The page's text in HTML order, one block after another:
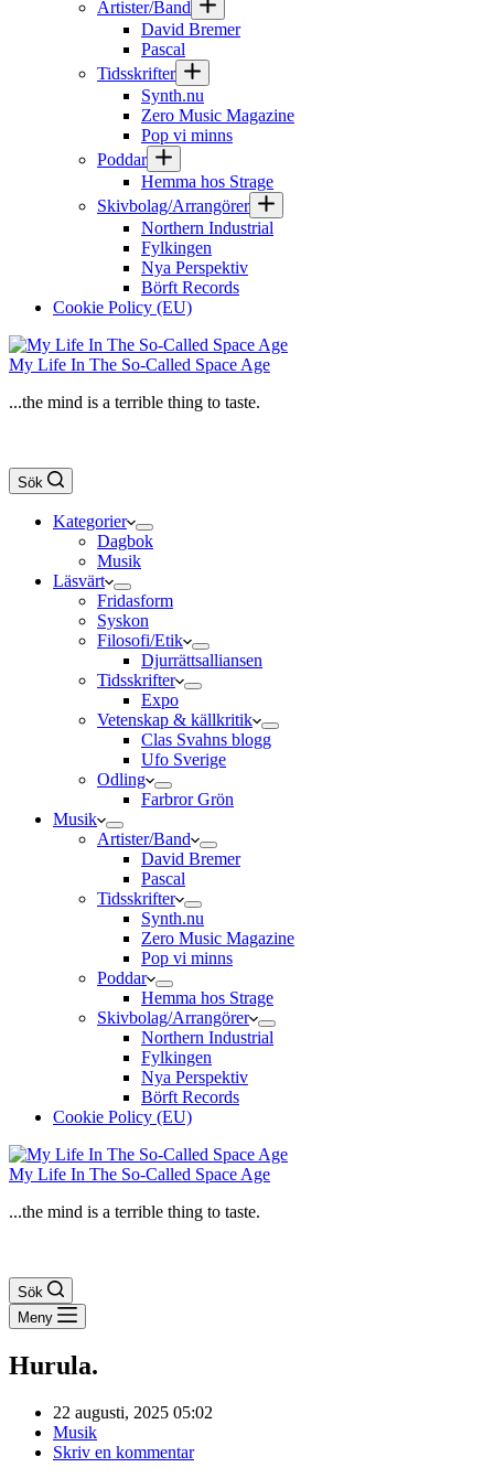
Artister/Band
David Bremer
Pascal
Tidsskrifter
Synth.nu
Zero Music Magazine
Pop vi minns
Poddar
Hemma hos Strage
Skivbolag/Arrangörer
Northern Industrial
Fylkingen
Nya Perspektiv
Börft Records
Cookie Policy (EU)
My Life In The So-Called Space Age
...the mind is a terrible thing to taste.
Sök
Kategorier
Dagbok
Musik
Läsvärt
Fridasform
Syskon
Filosofi/Etik
Djurrättsalliansen
Tidsskrifter
Expo
Vetenskap & källkritik
Clas Svahns blogg
Ufo Sverige
Odling
Farbror Grön
Musik
Artister/Band
David Bremer
Pascal
Tidsskrifter
Synth.nu
Zero Music Magazine
Pop vi minns
Poddar
Hemma hos Strage
Skivbolag/Arrangörer
Northern Industrial
Fylkingen
Nya Perspektiv
Börft Records
Cookie Policy (EU)
My Life In The So-Called Space Age
...the mind is a terrible thing to taste.
Sök
Meny
Hurula.
22 augusti, 2025 05:02
Musik
Skriv en kommentar